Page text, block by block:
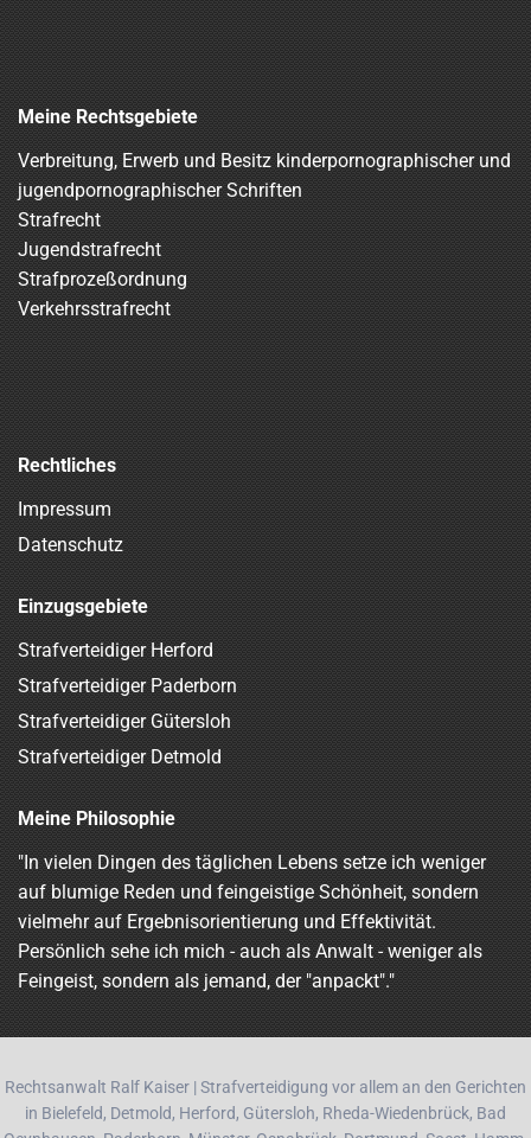
Meine Rechtsgebiete
Verbreitung, Erwerb und Besitz kinderpornographischer und
jugendpornographischer Schriften
Strafrecht
Jugendstrafrecht
Strafprozeßordnung
Verkehrsstrafrecht
Rechtliches
Impressum
Datenschutz
Einzugsgebiete
Strafverteidiger Herford
Strafverteidiger Paderborn
Strafverteidiger Gütersloh
Strafverteidiger Detmold
Meine Philosophie
"In vielen Dingen des täglichen Lebens setze ich weniger
auf blumige Reden und feingeistige Schönheit, sondern
vielmehr auf Ergebnisorientierung und Effektivität.
Persönlich sehe ich mich - auch als Anwalt - weniger als
Feingeist, sondern als jemand, der "anpackt"."
Rechtsanwalt Ralf Kaiser | Strafverteidigung vor allem an den Gerichten
in Bielefeld, Detmold, Herford, Gütersloh, Rheda-Wiedenbrück, Bad